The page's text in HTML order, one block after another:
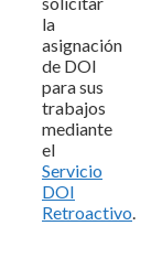
la
asignación
de DOI
para sus
trabajos
mediante
el
Servicio
DOI
Retroactivo.